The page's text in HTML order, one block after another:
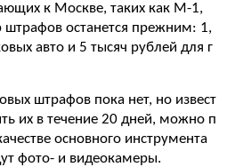
к Москве, таких как М-1,
останется прежним: 1,
авто и 5 тысяч рублей для г
штрафов пока нет, но извест
их в течение 20 дней, можно п
основного инструмента
фото- и видеокамеры.